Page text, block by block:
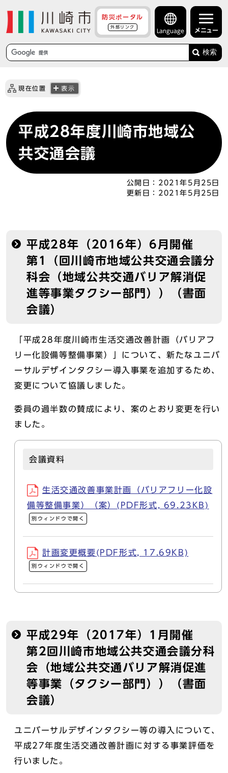
防災ポータル
外部リンク
Language メニュー
検索
現在位置 表示
平成28年度川崎市地域公
共交通会議
公開日： 2021年5月25日
更新日： 2021年5月25日
平成28年（2016年）6月開催
第1（回川崎市地域公共交通会議分
科会（地域公共交通バリア解消促
進等事業タクシー部門））（書面
会議）
「平成28年度川崎市生活交通改善計画（バリアフ
リー化設備等整備事業）」について、新たなユニバ
ーサルデザインタクシー導入事業を追加するため、
変更について協議しました。
委員の過半数の賛成により、案のとおり変更を行い
ました。
会議資料
生活交通改善事業計画（バリアフリー化設
備等整備事業）（案）(PDF形式, 69.23KB)
別ウィンドウで開く
計画変更概要(PDF形式, 17.69KB)
別ウィンドウで開く
平成29年（2017年）1月開催
第2回川崎市地域公共交通会議分科
会（地域公共交通バリア解消促進
等事業（タクシー部門））（書面
会議）
ユニバーサルデザインタクシー等の導入について、
平成27年度生活交通改善計画に対する事業評価を
行いました。